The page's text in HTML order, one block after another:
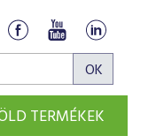
TERMÉKEK